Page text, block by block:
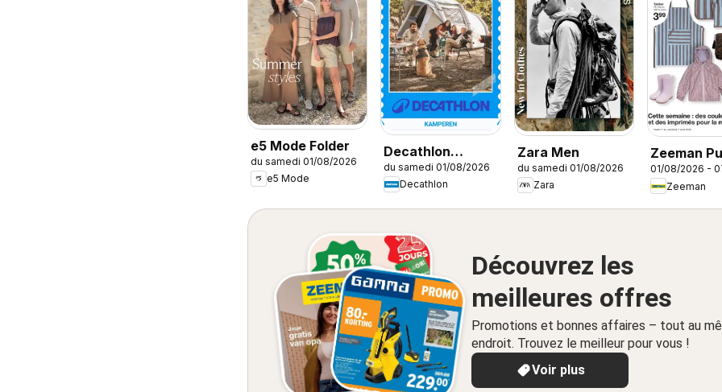
e5 Mode Folder
du samedi 01/08/2026
e5 Mode
Decathlon
Seizoensaanbod
/ Offre
saisonnière
du samedi 01/08/2026
Decathlon
Zara Men
du samedi 01/08/2026
Zara
Zeeman
01/08/2026 -
Zeeman
Découvrez les
meilleures offres
Promotions et bonnes affaires – tout au
endroit. Trouvez le meilleur pour vous !
Voir plus